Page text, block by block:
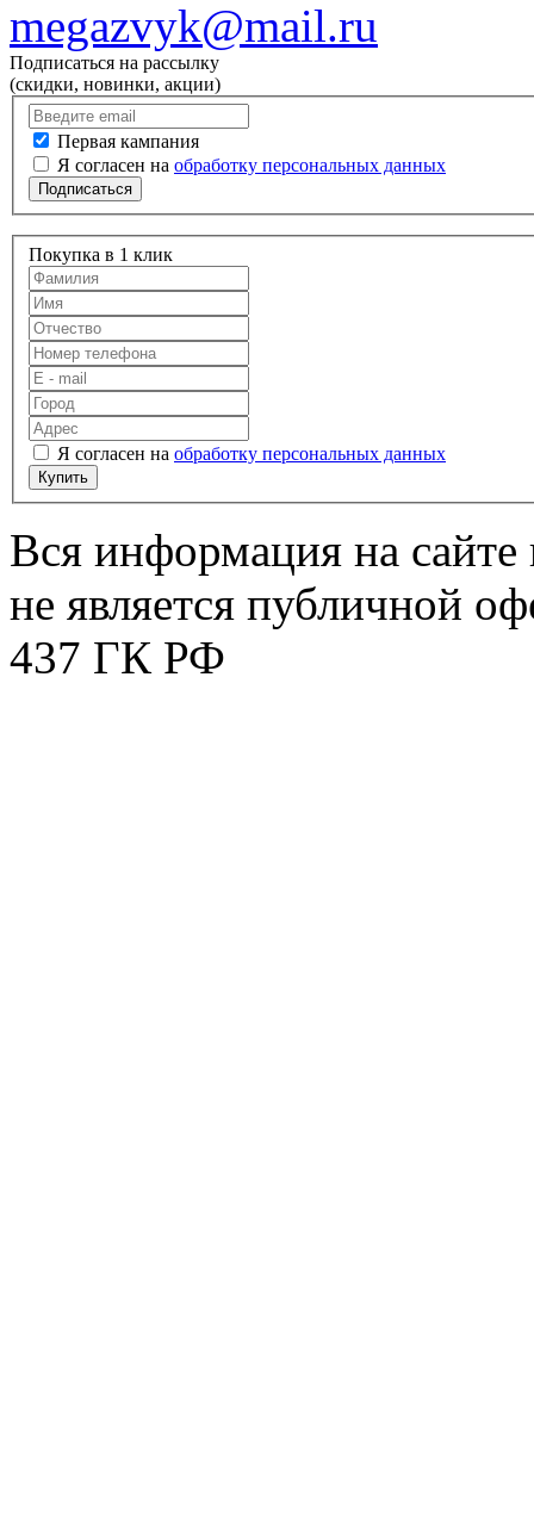
megazvyk@mail.ru
Подписаться на рассылку
(скидки, новинки, акции)
Первая кампания
Я согласен на обработку персональных данных
Подписаться
Покупка в 1 клик
Я согласен на обработку персональных данных
Купить
Вся информация на сайте
не является публичной
437 ГК РФ